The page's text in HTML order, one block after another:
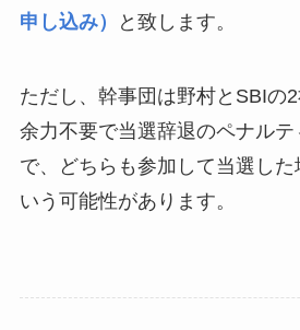
申し込み）
と致します。
ただし、幹事団は野村とSBIの
余力不要で当選辞退のペナル
で、どちらも参加して当選した
いう可能性があります。